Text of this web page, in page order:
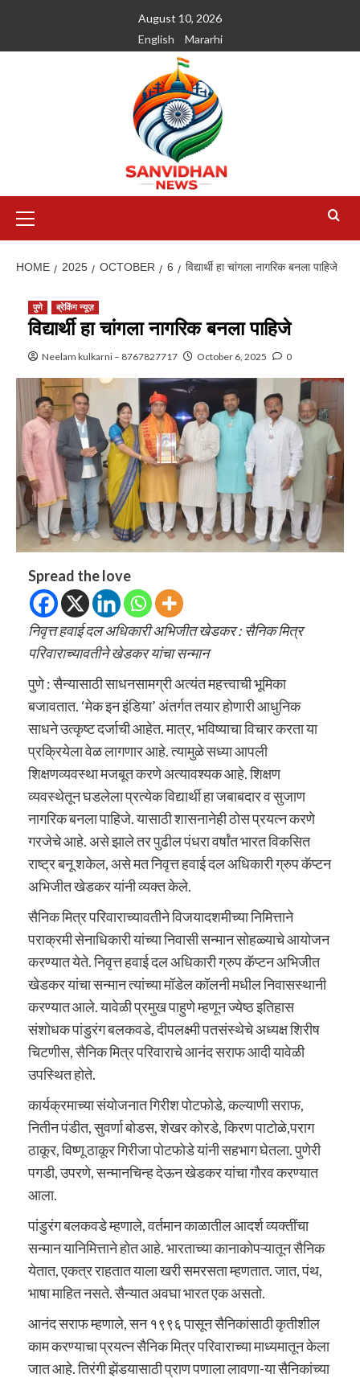
August 10, 2026
English
Mararhi
HOME 2025 OCTOBER 6 विद्यार्थी हा चांगला नागरिक बनला पाहिजे
पुणे ब्रेकिंग न्यूज़
विद्यार्थी हा चांगला नागरिक बनला पाहिजे
Neelam kulkarni – 8767827717 October 6, 2025 0
Spread the love
निवृत्त हवाई दल अधिकारी अभिजीत खेडकर : सैनिक मित्र
परिवाराच्यावतीने खेडकर यांचा सन्मान
पुणे : सैन्यासाठी साधनसामग्री अत्यंत महत्त्वाची भूमिका
बजावतात. ‘मेक इन इंडिया’ अंतर्गत तयार होणारी आधुनिक
साधने उत्कृष्ट दर्जाची आहेत. मात्र, भविष्याचा विचार करता या
प्रक्रियेला वेळ लागणार आहे. त्यामुळे सध्या आपली
शिक्षणव्यवस्था मजबूत करणे अत्यावश्यक आहे. शिक्षण
व्यवस्थेतून घडलेला प्रत्येक विद्यार्थी हा जबाबदार व सुजाण
नागरिक बनला पाहिजे. यासाठी शासनानेही ठोस प्रयत्न करणे
गरजेचे आहे. असे झाले तर पुढील पंधरा वर्षांत भारत विकसित
राष्ट्र बनू शकेल, असे मत निवृत्त हवाई दल अधिकारी ग्रुप कॅप्टन
अभिजीत खेडकर यांनी व्यक्त केले.
सैनिक मित्र परिवाराच्यावतीने विजयादशमीच्या निमित्ताने
पराक्रमी सेनाधिकारी यांच्या निवासी सन्मान सोहळ्याचे आयोजन
करण्यात येते. निवृत्त हवाई दल अधिकारी ग्रुप कॅप्टन अभिजीत
खेडकर यांचा सन्मान त्यांच्या मॉडेल कॉलनी मधील निवासस्थानी
करण्यात आले. यावेळी प्रमुख पाहुणे म्हणून ज्येष्ठ इतिहास
संशोधक पांडुरंग बलकवडे, दीपलक्ष्मी पतसंस्थेचे अध्यक्ष शिरीष
चिटणीस, सैनिक मित्र परिवाराचे आनंद सराफ आदी यावेळी
उपस्थित होते.
कार्यक्रमाच्या संयोजनात गिरीश पोटफोडे, कल्याणी सराफ,
नितीन पंडीत, सुवर्णा बोडस, शेखर कोरडे, किरण पाटोळे,पराग
ठाकूर, विष्णू ठाकूर गिरीजा पोटफोडे यांनी सहभाग घेतला. पुणेरी
पगडी, उपरणे, सन्मानचिन्ह देऊन खेडकर यांचा गौरव करण्यात
आला.
पांडुरंग बलकवडे म्हणाले, वर्तमान काळातील आदर्श व्यक्तींचा
सन्मान यानिमित्ताने होत आहे. भारताच्या कानाकोपऱ्यातून सैनिक
येतात, एकत्र राहतात याला खरी समरसता म्हणतात. जात, पंथ,
भाषा माहित नसते. सैन्यात अवघा भारत एक असतो.
आनंद सराफ म्हणाले, सन १९९६ पासून सैनिकांसाठी कृतीशील
काम करण्याचा प्रयत्न सैनिक मित्र परिवाराच्या माध्यमातून केला
जात आहे. तिरंगी झेंडयासाठी प्राण पणाला लावणा-या सैनिकांच्या